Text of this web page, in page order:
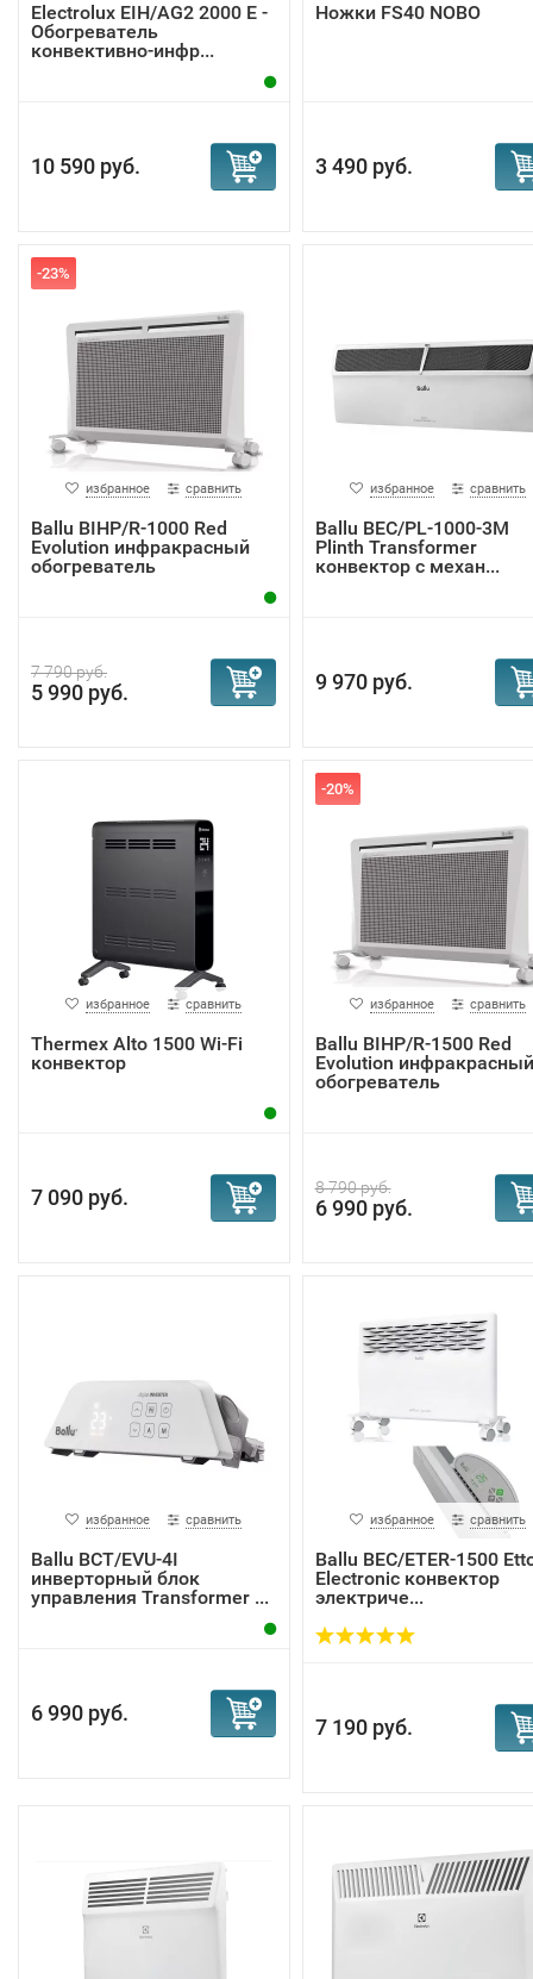
Electrolux EIH/AG2 2000 E -
Обогреватель
конвективно-инфр...
10 590 руб.
Ножки FS40 NOBO
3 490 руб.
-23%
избранное сравнить
Ballu BIHP/R-1000 Red
Evolution инфракрасный
обогреватель
7 790 руб.
5 990 руб.
избранное сравнить
Ballu BEC/PL-1000-3M
Plinth Transformer
конвектор с механ...
9 970 руб.
избранное сравнить
Тhermex Alto 1500 Wi-Fi
конвектор
7 090 руб.
-20%
избранное сравнить
Ballu BIHP/R-1500 Red
Evolution инфракрасный
обогреватель
8 790 руб.
6 990 руб.
избранное сравнить
Ballu BCT/EVU-4I
инверторный блок
управления Transformer ...
6 990 руб.
избранное сравнить
Ballu BEC/ETER-1500
Electronic конвектор
электриче...
7 190 руб.